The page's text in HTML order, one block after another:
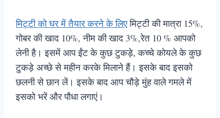
मिट्टी को घर में तैयार करने के लिएमिट्टी की मात्रा 15%,
गोबर की खाद 10%, नीम की खाद 3%,रेत 10 % आपको
लेनी है। इसमें आप ईंट के कुछ टुकड़े, कच्चे कोयले के कुछ
टुकड़े अच्छे से महीन करके मिलाने हैं। इसके बाद इसको
छलनी से छान लें। इसके बाद आप चौड़े मुंह वाले गमले में
इसको भरें और पौधा लगाएं।